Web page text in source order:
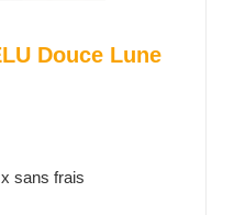
Douce Lune
sans frais